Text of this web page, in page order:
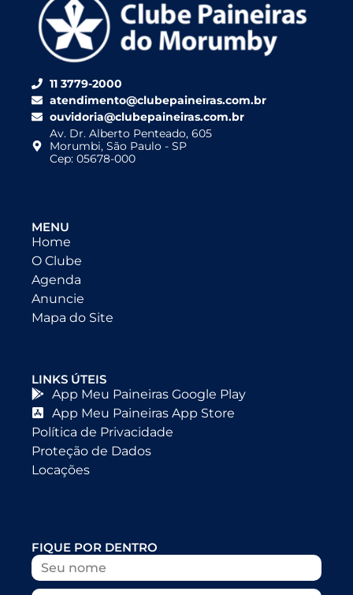
11 3779-2000
atendimento@clubepaineiras.com.br
ouvidoria@clubepaineiras.com.br
Av. Dr. Alberto Penteado, 605
Morumbi, São Paulo - SP
Cep: 05678-000
MENU
Home
O Clube
Agenda
Anuncie
Mapa do Site
LINKS ÚTEIS
App Meu Paineiras Google Play
App Meu Paineiras App Store
Política de Privacidade
Proteção de Dados
Locações
FIQUE POR DENTRO